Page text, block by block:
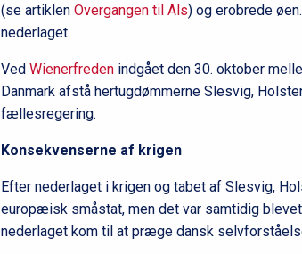
(se artiklen Overgangen til Als) og erobrede
nederlaget.
Ved Wienerfreden indgået den 30. oktober
Danmark afstå hertugdømmerne Slesvig,
fællesregering.
Konsekvenserne af krigen
Efter nederlaget i krigen og tabet af Slesvig,
europæisk småstat, men det var samtidig
nederlaget kom til at præge dansk